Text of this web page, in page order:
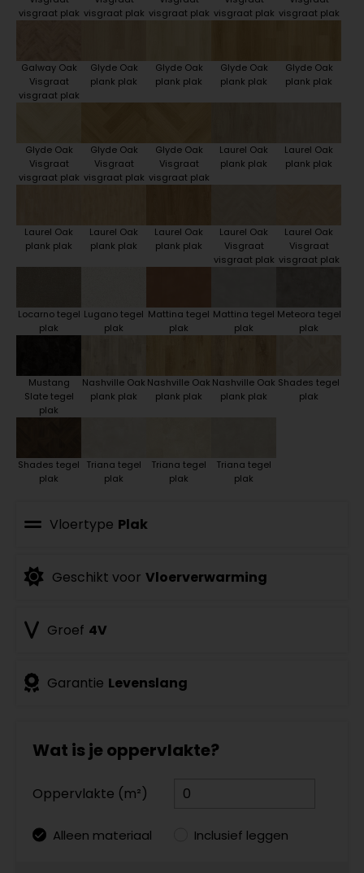
visgraat plak visgraat plak visgraat plak visgraat plak visgraat plak
Galway Oak
Visgraat
visgraat plak
Glyde Oak
plank plak
Glyde Oak
plank plak
Glyde Oak
plank plak
Glyde Oak
plank plak
Glyde Oak
Visgraat
visgraat plak
Glyde Oak
Visgraat
visgraat plak
Glyde Oak
Visgraat
visgraat plak
Laurel Oak
plank plak
Laurel Oak
plank plak
Laurel Oak
plank plak
Laurel Oak
plank plak
Laurel Oak
plank plak
Laurel Oak
Visgraat
visgraat plak
Laurel Oak
Visgraat
visgraat plak
Locarno tegel
plak
Lugano tegel
plak
Mattina tegel
plak
Mattina tegel
plak
Meteora tegel
plak
Mustang
Slate tegel
plak
Nashville Oak
plank plak
Nashville Oak
plank plak
Nashville Oak
plank plak
Shades tegel
plak
Shades tegel
plak
Triana tegel
plak
Triana tegel
plak
Triana tegel
plak
Vloertype Plak
Geschikt voor Vloerverwarming
Groef 4V
Garantie Levenslang
Wat is je oppervlakte?
Oppervlakte (m²)
Alleen materiaal Inclusief leggen